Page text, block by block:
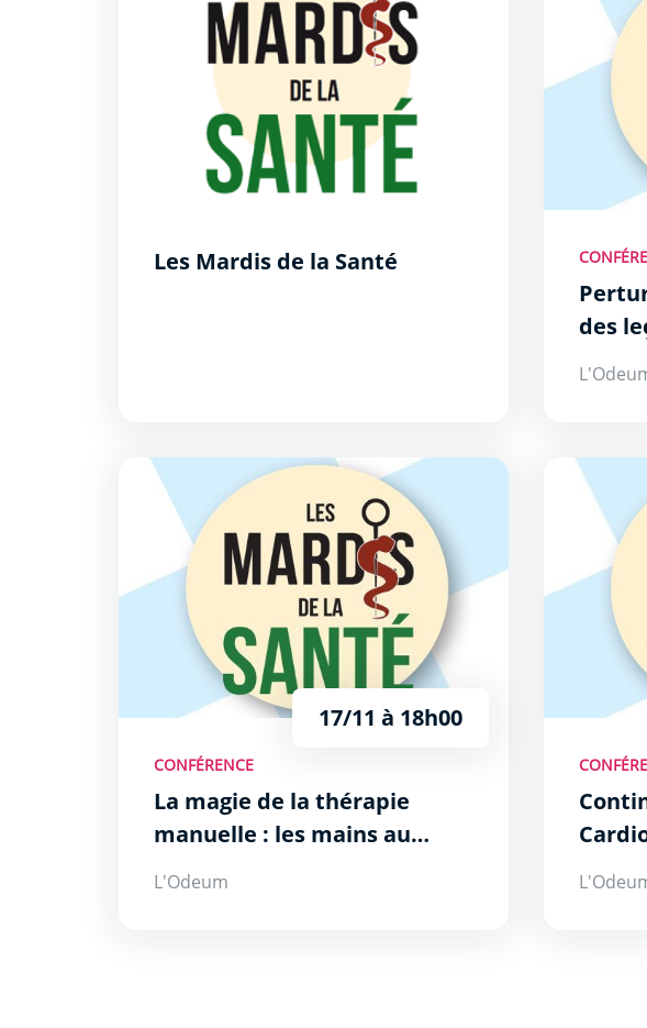
Les Mardis de la Santé
des
La magie de la thérapie manuelle : les mains au service du
17/11 à 18h00
CONFÉRENCE
La magie de la thérapie
manuelle : les mains au
service du mieux être
L'Odeum